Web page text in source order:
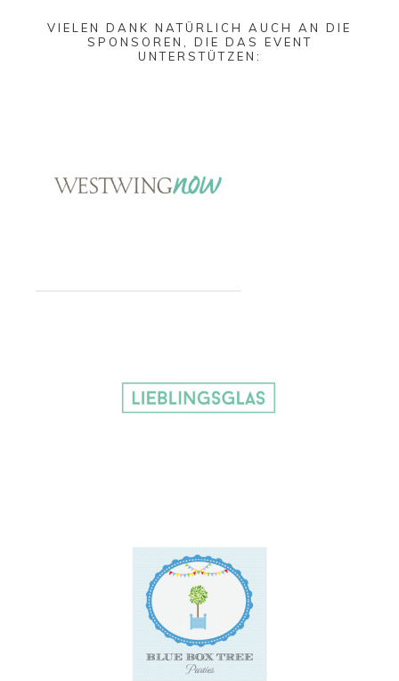
VIELEN DANK NATÜRLICH AUCH AN DIE
SPONSOREN, DIE DAS EVENT
UNTERSTÜTZEN: